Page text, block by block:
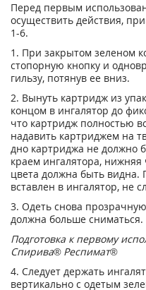
Перед первым
осуществить действия,
1-6.
1. При закрытом зеленом
стопорную кнопку и
гильзу, потянув ее вниз.
2. Вынуть картридж из
концом в ингалятор до
что картридж полностью
надавить картриджем на
дно картриджа не должно
краем ингалятора, нижняя
цвета должна быть видна.
вставлен в ингалятор, не
3. Одеть снова
должна больше сниматься.
Подготовка к первому
Спирива®Респимат®
4. Следует держать
вертикально с одетым